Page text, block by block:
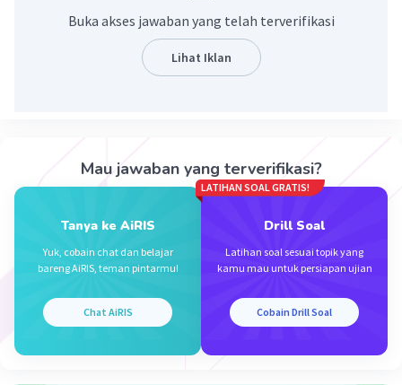
Beri Rating·0.0(0) Balas
Iklan
Buka akses jawaban yang telah terverifikasi
Lihat Iklan
Mau jawaban yang terverifikasi?
Tanya ke AiRIS
Yuk, cobain chat dan belajar
bareng AiRIS, teman pintarmu!
Chat AiRIS
LATIHAN SOAL GRATIS!
Drill Soal
Latihan soal sesuai topik yang
kamu mau untuk persiapan ujian
Cobain Drill Soal